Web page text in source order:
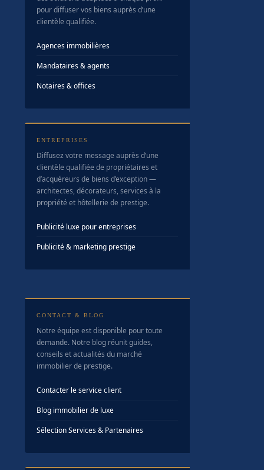
pour diffuser vos biens auprès d’une
clientèle qualifiée.
Agences immobilières
Mandataires & agents
Notaires & offices
ENTREPRISES
Diffusez votre message auprès d’une
clientèle qualifiée de propriétaires et
d’acquéreurs de biens d’exception —
architectes, décorateurs, services à la
propriété et hôtellerie de prestige.
Publicité luxe pour entreprises
Publicité & marketing prestige
CONTACT & BLOG
Notre équipe est disponible pour toute
demande. Notre blog réunit guides,
conseils et actualités du marché
immobilier de prestige.
Contacter le service client
Blog immobilier de luxe
Sélection Services & Partenaires